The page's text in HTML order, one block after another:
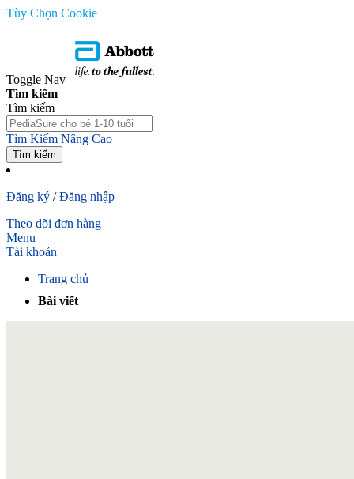
Tùy Chọn Cookie
Toggle Nav
Tìm kiếm
Tìm kiếm
Tìm Kiếm Nâng Cao
Tìm kiếm
Đăng ký /Đăng nhập
Theo dõi đơn hàng
Menu
Tài khoản
Trang chủ
Bài viết